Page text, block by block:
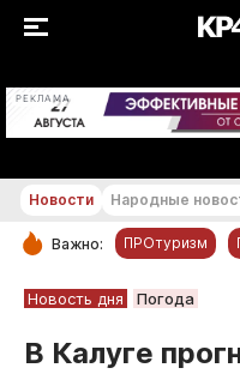
РЕКЛАМА
РУБРИКИ
Новости
Новости Народные
Важно: ПРОтуризм
Новость дня Погода
В Калуге